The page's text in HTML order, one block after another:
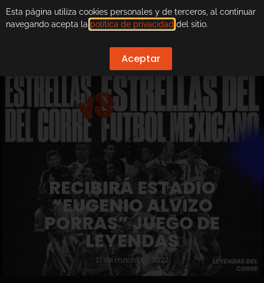
RECIBIRÁ ESTADIO
“EUGENIO ALVIZO
PORRAS” JUEGO DE
LEYENDAS
21 de marzo de 2022
Esta página utiliza cookies personales y de terceros, al continuar
navegando acepta la política de privacidad del sitio.
Aceptar